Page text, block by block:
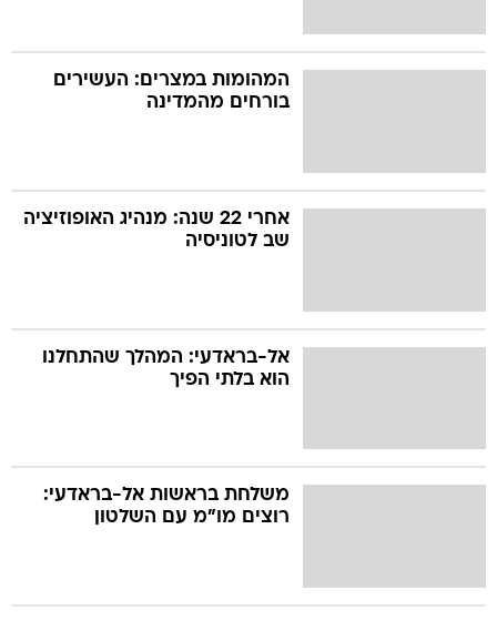
המהומות במצרים: העשירים
בורחים מהמדינה
אחרי 22 שנה: מנהיג האופוזיציה
שב לטוניסיה
אל-בראדעי: המהלך שהתחלנו
הוא בלתי הפיך
משלחת בראשות אל-בראדעי:
רוצים מו"מ עם השלטון